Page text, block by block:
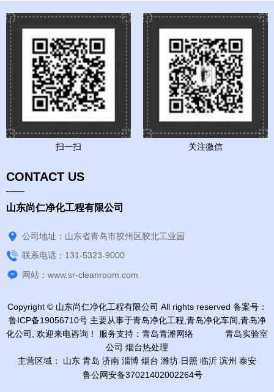
扫一扫 关注微信
CONTACT US
山东尚仁净化工程有限公司
公司地址：山东省青岛市胶州区胶北工业园
联系电话：131-5323-9000
网站：www.sr-cleanroom.com
Copyright © 山东尚仁净化工程有限公司 All rights reserved 备案号：
鲁ICP备19056710号主要从事于青岛净化工程 青岛净化车间 青岛净
化公司
, 欢迎来电咨询！ 服务支持： 青岛青潍网络
青岛实验室
公司 烟台热处理
主营区域： 山东 青岛 济南 淄博 烟台 潍坊 日照 临沂 滨州 泰安
鲁公网安备37021402002264号